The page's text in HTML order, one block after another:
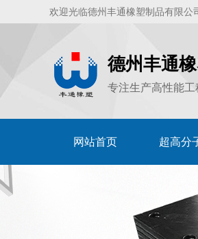
欢迎光临德州丰通橡塑制品有限公
德州丰通
专注生产高性能工
网站首页 超高分